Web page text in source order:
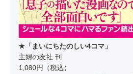
★「まいにちたのしい4コマ」
主婦の友社 刊
1,080円（税込）